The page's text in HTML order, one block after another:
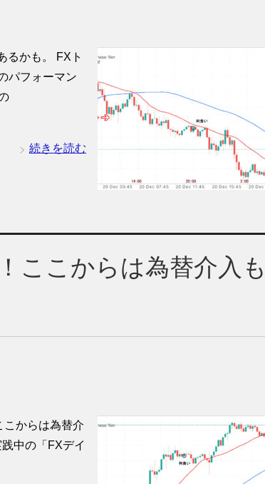
るかも。 FXト
パフォーマン
続きを読む
ここからは為替介入も
こからは為替介
中の「FXデイ